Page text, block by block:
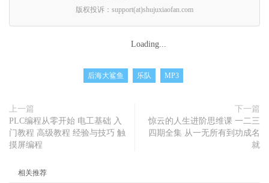
版权投诉：support(at)shujuxiaofan.com
Loading...
后海大鲨鱼 乐队 MP3
上一篇
PLC编程从零开始 电工基础 入
门教程 高级教程 经验与技巧 触
摸屏编程
下一篇
惊云的人生进阶思维课 一二三
四期全集 从一无所有到功成名
就
相关推荐